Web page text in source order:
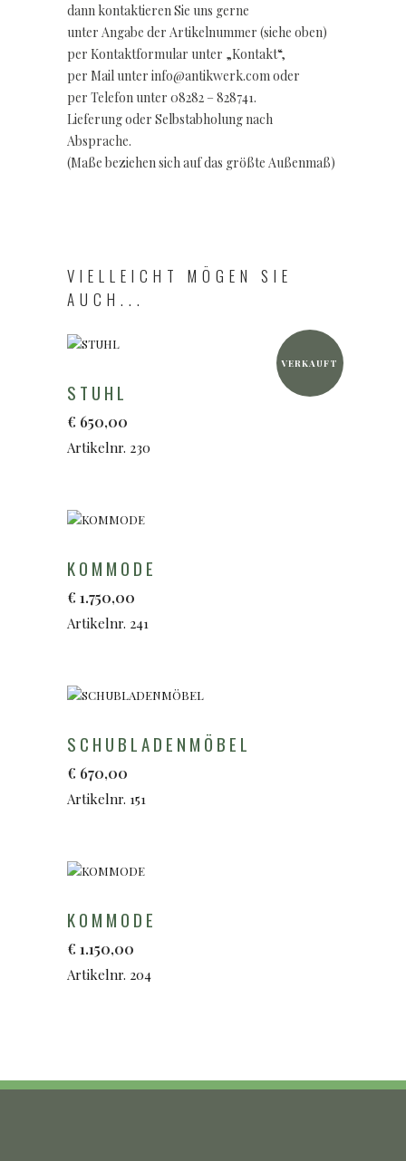
dann kontaktieren Sie uns gerne
unter Angabe der Artikelnummer (siehe oben)
per Kontaktformular unter „Kontakt“,
per Mail unter info@antikwerk.com oder
per Telefon unter 08282 – 828741.
Lieferung oder Selbstabholung nach
Absprache.
(Maße beziehen sich auf das größte Außenmaß)
VIELLEICHT MÖGEN SIE
AUCH...
STUHL
€ 650,00
Artikelnr. 230
VERKAUFT
KOMMODE
€ 1.750,00
Artikelnr. 241
SCHUBLADENMÖBEL
€ 670,00
Artikelnr. 151
KOMMODE
€ 1.150,00
Artikelnr. 204